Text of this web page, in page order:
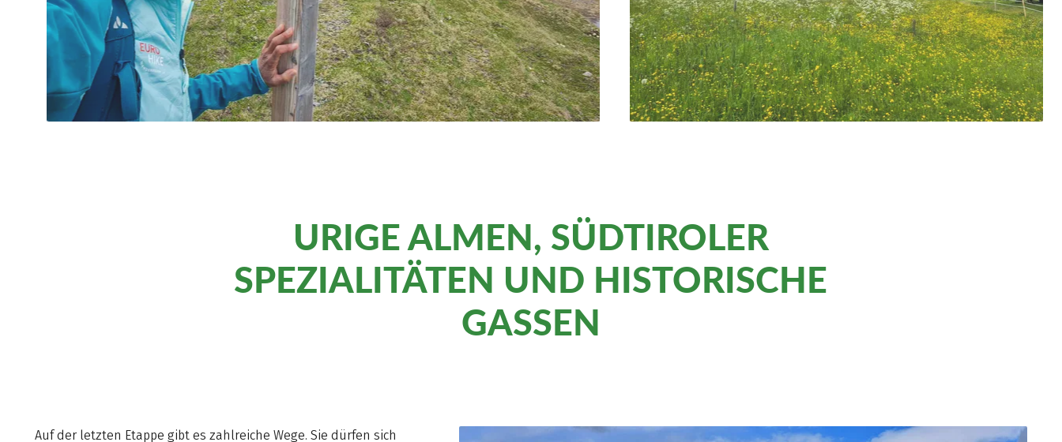
URIGE ALMEN, SÜDTIROLER
SPEZIALITÄTEN UND HISTORISCHE
GASSEN
Auf der letzten Etappe gibt es zahlreiche Wege. Sie dürfen sich